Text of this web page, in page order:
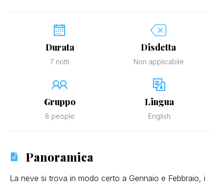
Durata
7 notti
Disdetta
Non applicabile
Gruppo
8 people
Lingua
English
Panoramica
La neve si trova in modo certo a Gennaio e Febbraio, i